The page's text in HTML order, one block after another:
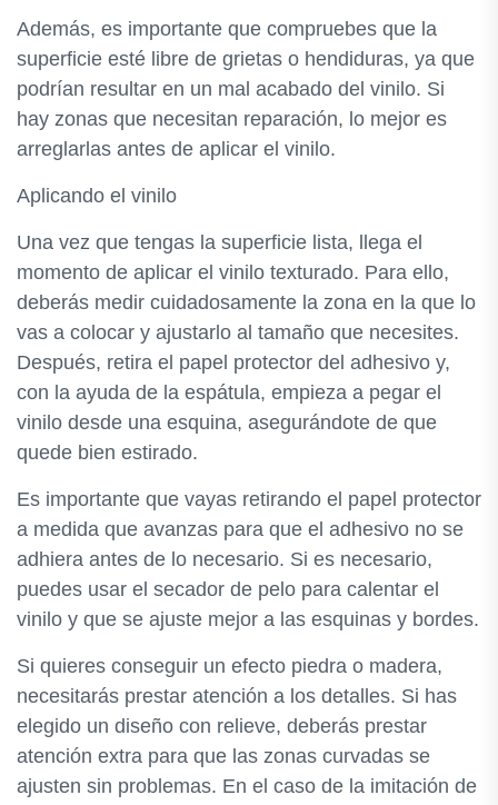
Además, es importante que compruebes que la
superficie esté libre de grietas o hendiduras, ya que
podrían resultar en un mal acabado del vinilo. Si
hay zonas que necesitan reparación, lo mejor es
arreglarlas antes de aplicar el vinilo.
Aplicando el vinilo
Una vez que tengas la superficie lista, llega el
momento de aplicar el vinilo texturado. Para ello,
deberás medir cuidadosamente la zona en la que lo
vas a colocar y ajustarlo al tamaño que necesites.
Después, retira el papel protector del adhesivo y,
con la ayuda de la espátula, empieza a pegar el
vinilo desde una esquina, asegurándote de que
quede bien estirado.
Es importante que vayas retirando el papel protector
a medida que avanzas para que el adhesivo no se
adhiera antes de lo necesario. Si es necesario,
puedes usar el secador de pelo para calentar el
vinilo y que se ajuste mejor a las esquinas y bordes.
Si quieres conseguir un efecto piedra o madera,
necesitarás prestar atención a los detalles. Si has
elegido un diseño con relieve, deberás prestar
atención extra para que las zonas curvadas se
ajusten sin problemas. En el caso de la imitación de